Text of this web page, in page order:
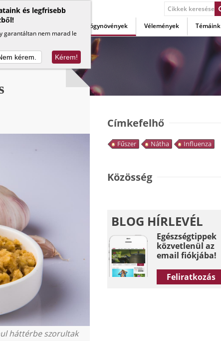
Gyógynövények Vélemények Témáink
háttérbe szorultak
Címkefelhő
Fűszer Nátha Influenza
Közösség
BLOG HÍRLEVÉL
Egészségtippek
közvetlenül az
email fiókjába!
Feliratkozás
és legfrisebb
garantáltan nem marad le
kérem. Kérem!